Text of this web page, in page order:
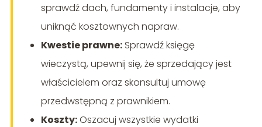
sprawdź dach, fundamenty i instalacje, aby
uniknąć kosztownych napraw.
Kwestie prawne:Sprawdź księgę
wieczystą, upewnij się, że sprzedający jest
właścicielem oraz skonsultuj umowę
przedwstępną z prawnikiem.
Koszty:Oszacuj wszystkie wydatki